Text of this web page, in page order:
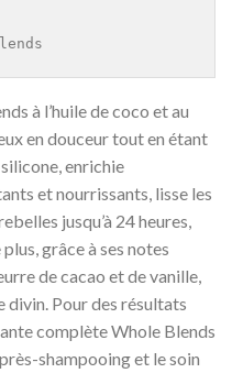
à l’huile de coco et au
en douceur tout en étant
enrichie
et nourrissants, lisse les
jusqu’à 24 heures,
grâce à ses notes
de cacao et de vanille,
divin. Pour des résultats
complète Whole Blends
shampooing et le soin